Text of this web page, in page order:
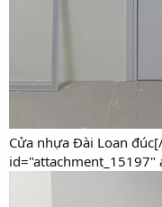
Cửa nhựa Đài Loan